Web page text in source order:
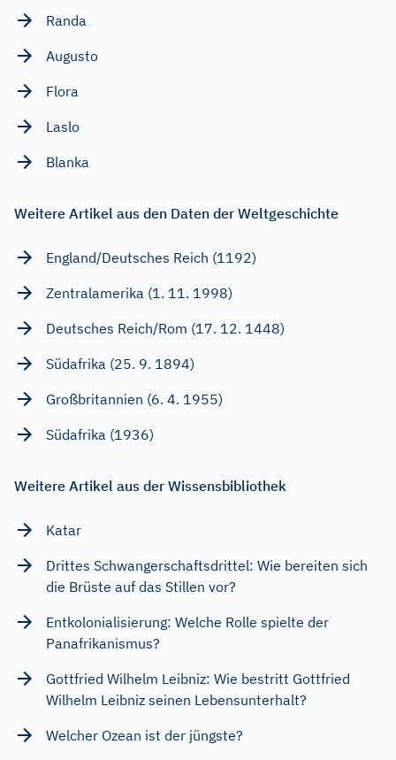
Randa
Augusto
Flora
Laslo
Blanka
Weitere Artikel aus den Daten der Weltgeschichte
England/Deutsches Reich (1192)
Zentralamerika (1. 11. 1998)
Deutsches Reich/Rom (17. 12. 1448)
Südafrika (25. 9. 1894)
Großbritannien (6. 4. 1955)
Südafrika (1936)
Weitere Artikel aus der Wissensbibliothek
Katar
Drittes Schwangerschaftsdrittel: Wie bereiten sich
die Brüste auf das Stillen vor?
Entkolonialisierung: Welche Rolle spielte der
Panafrikanismus?
Gottfried Wilhelm Leibniz: Wie bestritt Gottfried
Wilhelm Leibniz seinen Lebensunterhalt?
Welcher Ozean ist der jüngste?